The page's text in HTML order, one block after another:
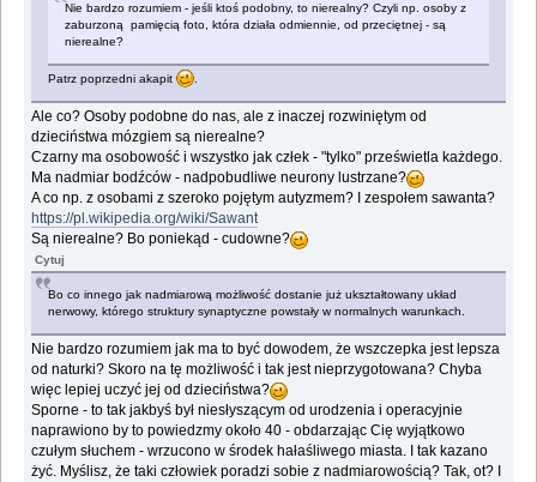
Nie bardzo rozumiem - jeśli ktoś podobny, to nierealny? Czyli np. osoby z
zaburzoną pamięcią foto, która działa odmiennie, od przeciętnej - są
nierealne?
Patrz poprzedni akapit .
Ale co? Osoby podobne do nas, ale z inaczej rozwiniętym od
dzieciństwa mózgiem są nierealne?
Czarny ma osobowość i wszystko jak człek - "tylko" prześwietla każdego.
Ma nadmiar bodźców - nadpobudliwe neurony lustrzane?
A co np. z osobami z szeroko pojętym autyzmem? I zespołem sawanta?
https://pl.wikipedia.org/wiki/Sawant
Są nierealne? Bo poniekąd - cudowne?
Cytuj
Bo co innego jak nadmiarową możliwość dostanie już ukształtowany układ
nerwowy, którego struktury synaptyczne powstały w normalnych warunkach.
Nie bardzo rozumiem jak ma to być dowodem, że wszczepka jest lepsza
od naturki? Skoro na tę możliwość i tak jest nieprzygotowana? Chyba
więc lepiej uczyć jej od dzieciństwa?
Sporne - to tak jakbyś był niesłyszącym od urodzenia i operacyjnie
naprawiono by to powiedzmy około 40 - obdarzając Cię wyjątkowo
czułym słuchem - wrzucono w środek hałaśliwego miasta. I tak kazano
żyć. Myślisz, że taki człowiek poradzi sobie z nadmiarowością? Tak, ot? I